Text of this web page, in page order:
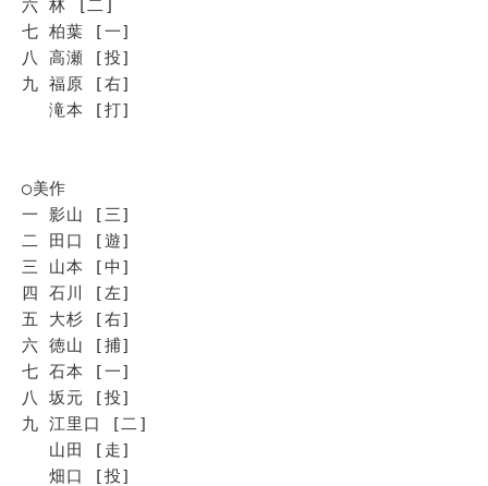
六 林 [二]
七 柏葉 [一]
八 高瀬 [投]
九 福原 [右]
滝本 [打]
◯美作
一 影山 [三]
二 田口 [遊]
三 山本 [中]
四 石川 [左]
五 大杉 [右]
六 徳山 [捕]
七 石本 [一]
八 坂元 [投]
九 江里口 [二]
山田 [走]
畑口 [投]